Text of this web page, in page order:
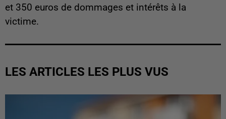
et 350 euros de dommages et intérêts à la
victime.
LES ARTICLES LES PLUS VUS